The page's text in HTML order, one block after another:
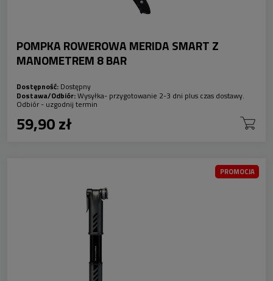
POMPKA ROWEROWA MERIDA SMART Z
MANOMETREM 8 BAR
Dostępność: Dostępny
Dostawa/Odbiór:Wysyłka- przygotowanie 2-3 dni plus czas dostawy.
Odbiór - uzgodnij termin
59,90 zł
PROMOCJA